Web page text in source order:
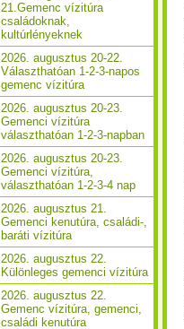
21.Gemenc vízitúra
családoknak,
kultúrlényeknek
2026. augusztus 20-22.
Választhatóan 1-2-3-napos
gemenc vízitúra
2026. augusztus 20-23.
Gemenci vízitúra
választhatóan 1-2-3-napban
2026. augusztus 20-23.
Gemenci vízitúra,
választhatóan 1-2-3-4 nap
2026. augusztus 21.
Gemenci kenutúra, családi-,
baráti vízitúra
2026. augusztus 22.
Különleges gemenci vízitúra
2026. augusztus 22.
Gemenc vízitúra, gemenci,
családi kenutúra